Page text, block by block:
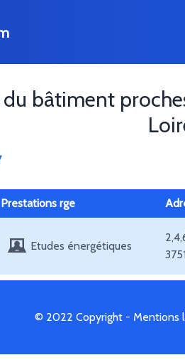
bâtiment
Prestations rge
Etudes énergétiques
© 2022 Copyright - Mentions